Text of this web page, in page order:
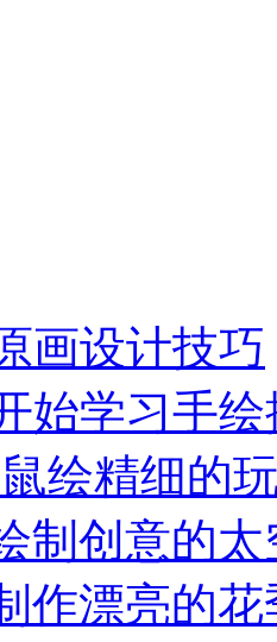
画设计技巧
始学习手绘
鼠绘精细的
制创意的太
作漂亮的花